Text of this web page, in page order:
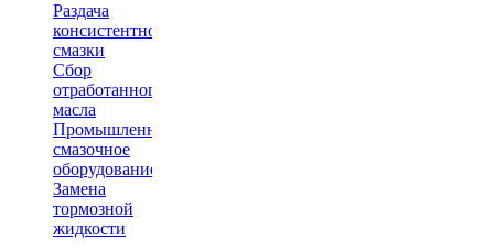
Раздача
консистентной
смазки
Сбор
отработанного
масла
Промышленное
смазочное
оборудование
Замена
тормозной
жидкости